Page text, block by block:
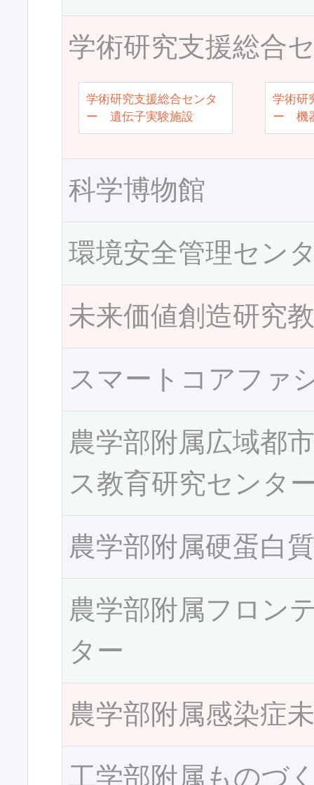
学術研究支援総合
学術研究支援総合センタ
ー 遺伝子実験施設
学術研
ー 機
科学博物館
環境安全管理セン
未来価値創造研究
スマートコアファ
農学部附属広域都
ス教育研究センタ
農学部附属硬蛋白
農学部附属フロン
ター
農学部附属感染症
工学部附属ものづ